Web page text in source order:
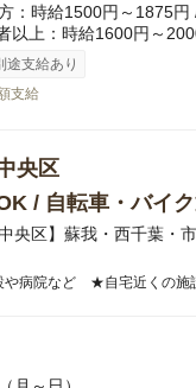
：時給1500円～1875
以上：時給1600円～
途支給あり
支給
央区
/ 自転車・バイ
中央区】蘇我・西千葉・
や病院など ★自宅近くの施